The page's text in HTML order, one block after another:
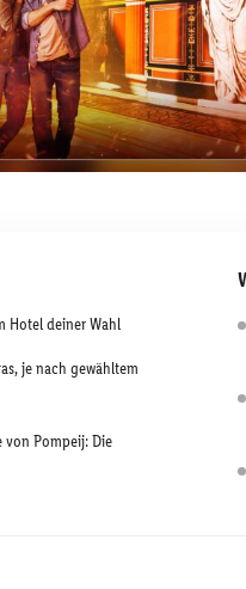
Hotel deiner Wahl
je nach gewähltem
von Pompeij: Die